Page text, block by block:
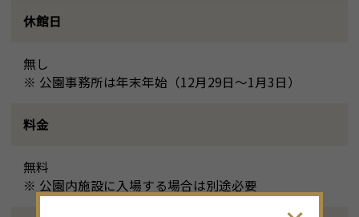
休館日
無し
※ 公園事務所は年末年始（12月29日～1月3日）
料金
無料
※ 公園内施設に入場する場合は別途必要